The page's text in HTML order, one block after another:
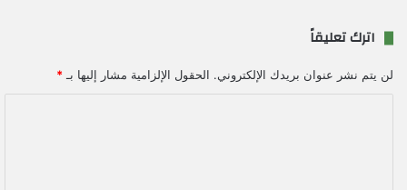
اترك تعليقاً
لن يتم نشر عنوان بريدك الإلكتروني. الحقول الإلزامية مشار إليها بـ *